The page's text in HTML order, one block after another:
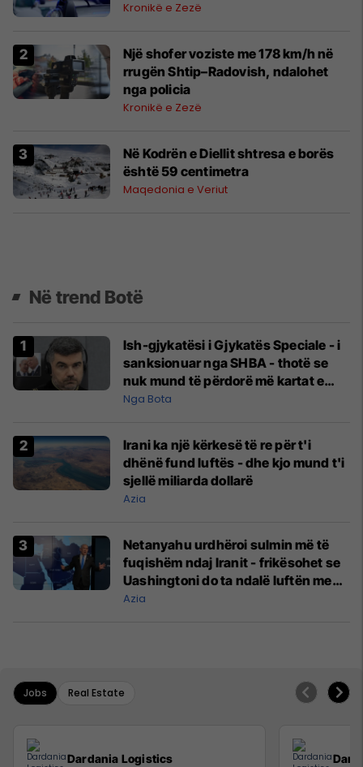
Kronikë e Zezë
Një shofer voziste me 178 km/h në
rrugën Shtip–Radovish, ndalohet
nga policia
Kronikë e Zezë
Në Kodrën e Diellit shtresa e borës
është 59 centimetra
Maqedonia e Veriut
Në trend Botë
Ish-gjykatësi i Gjykatës Speciale - i
sanksionuar nga SHBA - thotë se
nuk mund të përdorë më kartat e
kreditit e as të porositë gjëra në
Nga Bota
Irani ka një kërkesë të re për t'i
dhënë fund luftës - dhe kjo mund t'i
sjellë miliarda dollarë
Azia
Netanyahu urdhëroi sulmin më të
fuqishëm ndaj Iranit - frikësohet se
Uashingtoni do ta ndalë luftën me
Teheranin
Azia
Jobs Real Estate
Dardania Logistics